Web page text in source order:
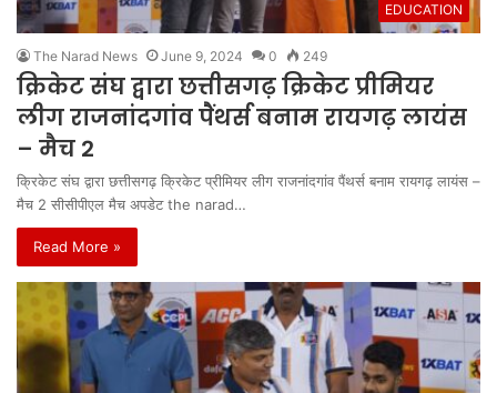
EDUCATION
The Narad News June 9, 2024 0 249
क्रिकेट संघ द्वारा छत्तीसगढ़ क्रिकेट प्रीमियर
लीग राजनांदगांव पैंथर्स बनाम रायगढ़ लायंस
– मैच 2
क्रिकेट संघ द्वारा छत्तीसगढ़ क्रिकेट प्रीमियर लीग राजनांदगांव पैंथर्स बनाम रायगढ़ लायंस –
मैच 2 सीसीपीएल मैच अपडेट the narad…
Read More »